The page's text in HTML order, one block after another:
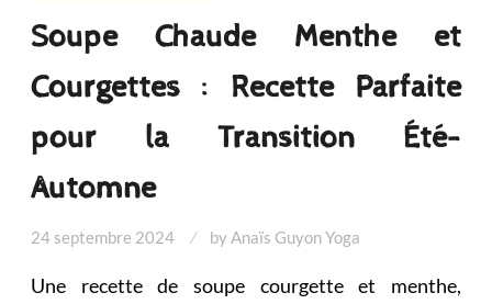
Soupe Chaude Menthe et
Courgettes : Recette Parfaite
pour la Transition Été-
Automne
24 septembre 2024 byAnaïs Guyon Yoga
Une recette de soupe courgette et menthe,